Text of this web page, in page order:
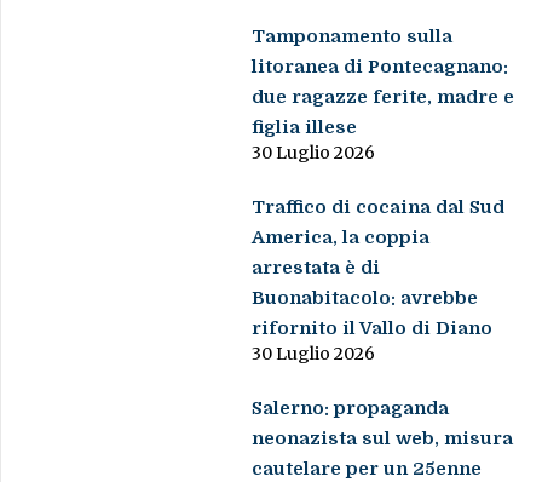
Tamponamento sulla
litoranea di Pontecagnano:
due ragazze ferite, madre e
figlia illese
30 Luglio 2026
Traffico di cocaina dal Sud
America, la coppia
arrestata è di
Buonabitacolo: avrebbe
rifornito il Vallo di Diano
30 Luglio 2026
Salerno: propaganda
neonazista sul web, misura
cautelare per un 25enne